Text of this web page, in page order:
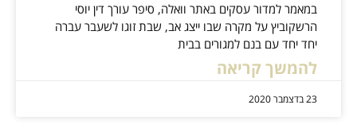
במאמר למדור עסקים באתר וואלה, סיפר עורך דין יוסי
הרשקוביץ על מקרה שבו ייצג אב, שבת זוגו לשעבר עברה
יחד יחד עם בנם למגורים בבית
להמשך קריאה
23 בדצמבר 2020